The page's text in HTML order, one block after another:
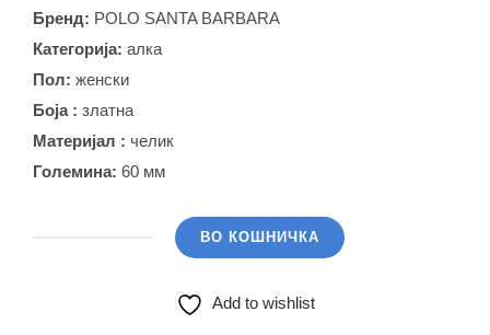
Бренд: POLO SANTA BARBARA
Категорија: алка
Пол: женски
Боја : златна
Материјал : челик
Големина: 60 мм
ВО КОШНИЧКА
Add to wishlist